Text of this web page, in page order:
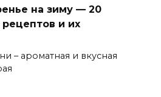
на зиму — 20
и их
– ароматная и вкусная